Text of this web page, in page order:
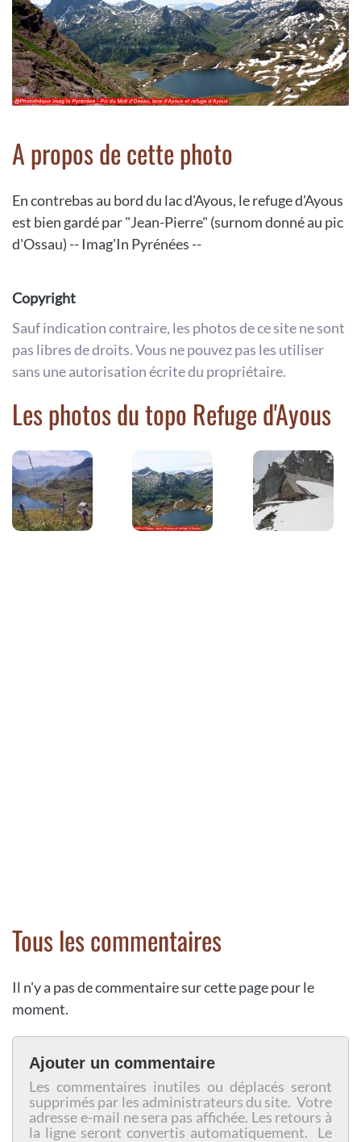
A propos de cette photo
En contrebas au bord du lac d'Ayous, le refuge d'Ayous
est bien gardé par "Jean-Pierre" (surnom donné au pic
d'Ossau) -- Imag'In Pyrénées --
Copyright
Sauf indication contraire, les photos de ce site ne sont
pas libres de droits. Vous ne pouvez pas les utiliser
sans une autorisation écrite du propriétaire.
Les photos du topo Refuge d'Ayous
Tous les commentaires
Il n'y a pas de commentaire sur cette page pour le
moment.
Ajouter un commentaire
Les commentaires inutiles ou déplacés seront
supprimés par les administrateurs du site. Votre
adresse e-mail ne sera pas affichée. Les retours à
la ligne seront convertis automatiquement. Le